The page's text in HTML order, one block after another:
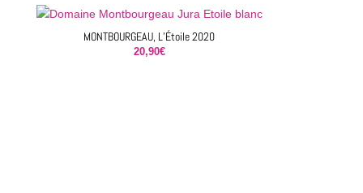
MONTBOURGEAU, L’Étoile 2020
20,90€